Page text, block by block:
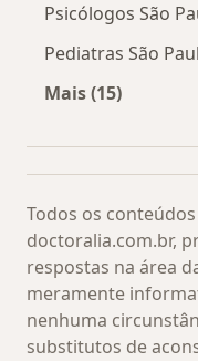
Psicólogos São
Pediatras São
Mais (15)
Todos os
doctoralia.com.br,
respostas na área
meramente
nenhuma
substitutos de